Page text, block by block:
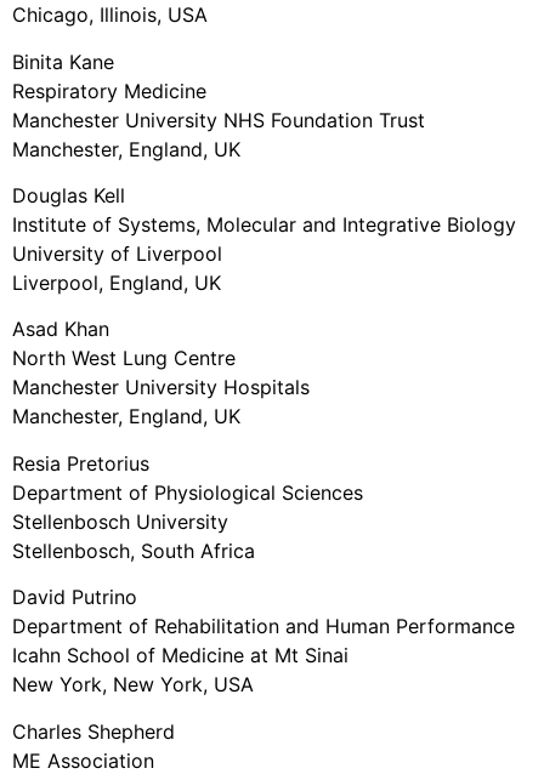
Chicago, Illinois, USA
Binita Kane
Respiratory Medicine
Manchester University NHS Foundation Trust
Manchester, England, UK
Douglas Kell
Institute of Systems, Molecular and Integrative Biology
University of Liverpool
Liverpool, England, UK
Asad Khan
North West Lung Centre
Manchester University Hospitals
Manchester, England, UK
Resia Pretorius
Department of Physiological Sciences
Stellenbosch University
Stellenbosch, South Africa
David Putrino
Department of Rehabilitation and Human Performance
Icahn School of Medicine at Mt Sinai
New York, New York, USA
Charles Shepherd
ME Association